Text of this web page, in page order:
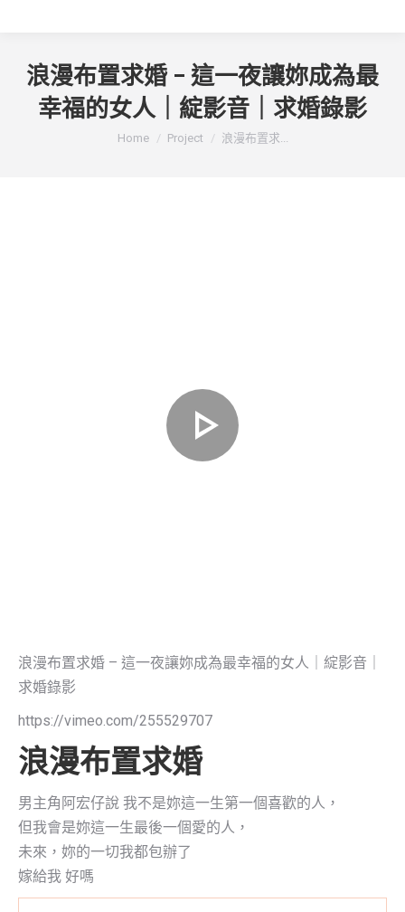
浪漫布置求婚 – 這一夜讓妳成為最
幸福的女人｜綻影音｜求婚錄影
You are here:
Home Project 浪漫布置求...
浪漫布置求婚 – 這一夜讓妳成為最幸福的女人｜綻影音｜
求婚錄影
https://vimeo.com/255529707
浪漫布置求婚
男主角阿宏仔說 我不是妳這一生第一個喜歡的人，
但我會是妳這一生最後一個愛的人，
未來，妳的一切我都包辦了
嫁給我 好嗎